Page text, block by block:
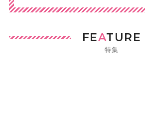
FEATURE
特集